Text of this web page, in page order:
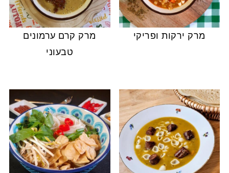
מרק ירקות ופריקי
מרק קרם ערמונים
טבעוני